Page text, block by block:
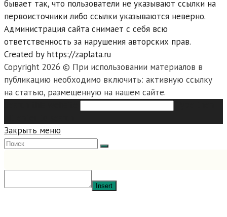
бывает так, что пользователи не указывают ссылки на
первоисточники либо ссылки указываются неверно.
Администрация сайта снимает с себя всю
ответственность за нарушения авторских прав.
Created by https://zaplata.ru
Copyright 2026 © При использовании материалов в
публикацию необходимо включить: активную ссылку
на статью, размещенную на нашем сайте.
Закрыть меню
Insert